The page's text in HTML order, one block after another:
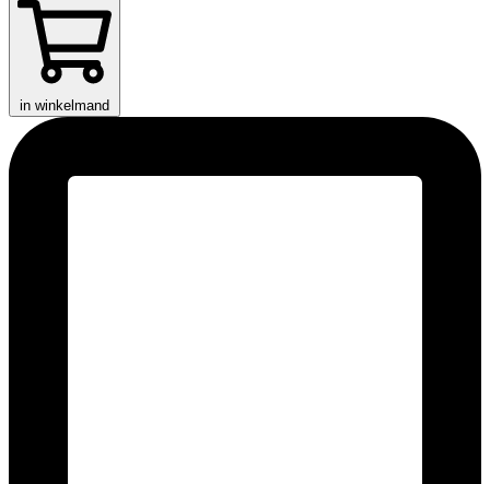
in winkelmand